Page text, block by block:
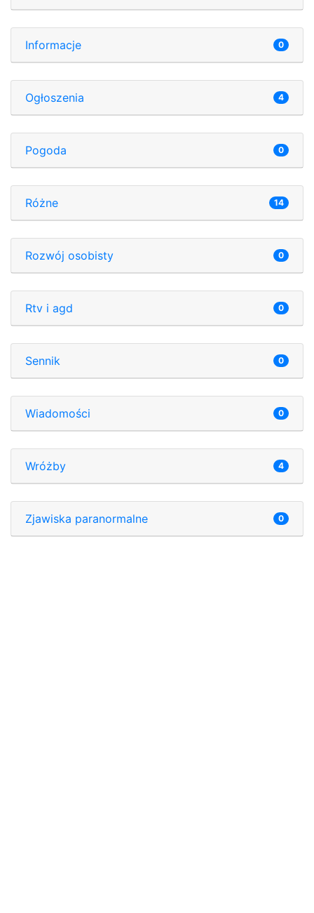
Informacje 0
Ogłoszenia 4
Pogoda 0
Różne 14
Rozwój osobisty 0
Rtv i agd 0
Sennik 0
Wiadomości 0
Wróżby 4
Zjawiska paranormalne 0